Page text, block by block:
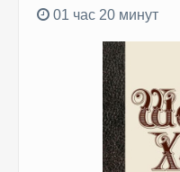
01 час 20 минут